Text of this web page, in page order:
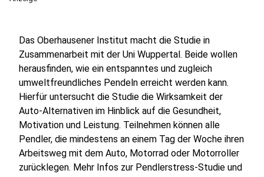
Das Oberhausener Institut macht die Studie in
Zusammenarbeit mit der Uni Wuppertal. Beide wollen
herausfinden, wie ein entspanntes und zugleich
umweltfreundliches Pendeln erreicht werden kann.
Hierfür untersucht die Studie die Wirksamkeit der
Auto-Alternativen im Hinblick auf die Gesundheit,
Motivation und Leistung. Teilnehmen können alle
Pendler, die mindestens an einem Tag der Woche ihren
Arbeitsweg mit dem Auto, Motorrad oder Motorroller
zurücklegen. Mehr Infos zur Pendlerstress-Studie und